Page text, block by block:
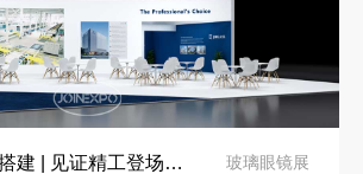
德国展览设计搭建 | 见证精工登场玻璃工业展览会 Glasstec 2024 玻璃眼镜展